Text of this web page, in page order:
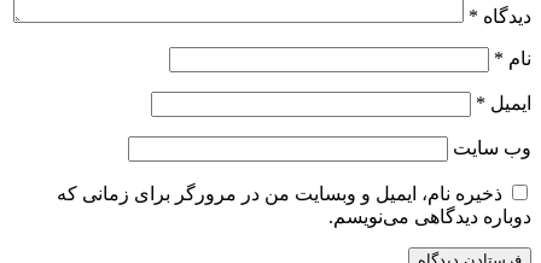
دیدگاه *
نام *
ایمیل *
وب‌ سایت
ذخیره نام، ایمیل و وبسایت من در مرورگر برای زمانی که
دوباره دیدگاهی می‌نویسم.